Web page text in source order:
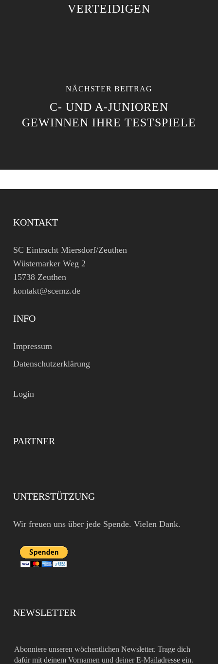
VERTEIDIGEN
NÄCHSTER BEITRAG
C- UND A-JUNIOREN
GEWINNEN IHRE TESTSPIELE
KONTAKT
SC Eintracht Miersdorf/Zeuthen
Wüstemarker Weg 2
15738 Zeuthen
kontakt@scemz.de
INFO
Impressum
Datenschutzerklärung
Login
PARTNER
UNTERSTÜTZUNG
Wir freuen uns über jede Spende. Vielen Dank.
NEWSLETTER
Abonniere unseren wöchentlichen Newsletter. Trage dich
dafür mit deinem Vornamen und deiner E-Mailadresse ein.